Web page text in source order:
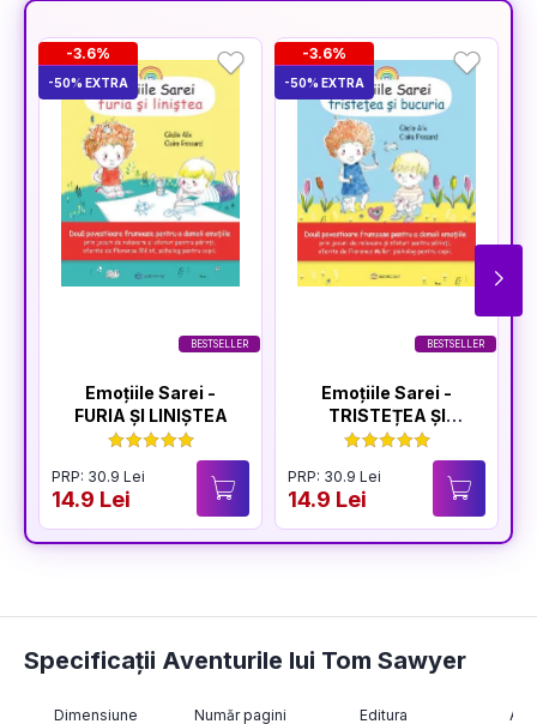
BESTSELLER
-3.6%
-50% EXTRA
Emoțiile Sarei -
FURIA ȘI LINIȘTEA
PRP: 30.9 Lei
14.9 Lei
BESTSELLER
-3.6%
-50% EXTRA
Emoțiile Sarei -
TRISTEȚEA ȘI
BUCURIA
PRP: 30.9 Lei
14.9 Lei
Specificații Aventurile lui Tom Sawyer
Dimensiune Număr pagini Editura